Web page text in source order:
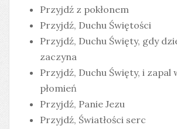
Przyjdź z pokłonem
Przyjdź, Duchu Świętości
Przyjdź, Duchu Święty, gdy
zaczyna
Przyjdź, Duchu Święty, i zapal
płomień
Przyjdź, Panie Jezu
Przyjdź, Światłości serc